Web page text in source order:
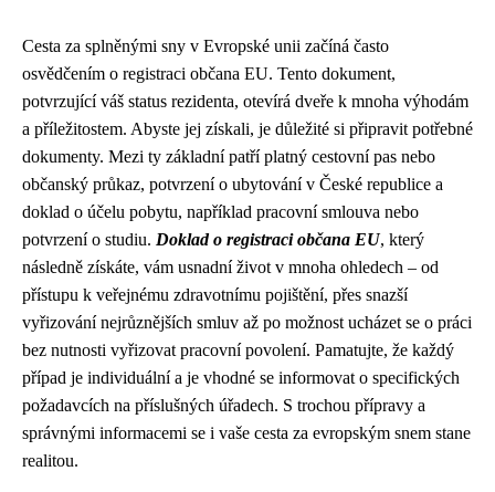
Cesta za splněnými sny v Evropské unii začíná často
osvědčením o registraci občana EU. Tento dokument,
potvrzující váš status rezidenta, otevírá dveře k mnoha výhodám
a příležitostem. Abyste jej získali, je důležité si připravit potřebné
dokumenty. Mezi ty základní patří platný cestovní pas nebo
občanský průkaz, potvrzení o ubytování v České republice a
doklad o účelu pobytu, například pracovní smlouva nebo
potvrzení o studiu. Doklad o registraci občana EU, který
následně získáte, vám usnadní život v mnoha ohledech – od
přístupu k veřejnému zdravotnímu pojištění, přes snazší
vyřizování nejrůznějších smluv až po možnost ucházet se o práci
bez nutnosti vyřizovat pracovní povolení. Pamatujte, že každý
případ je individuální a je vhodné se informovat o specifických
požadavcích na příslušných úřadech. S trochou přípravy a
správnými informacemi se i vaše cesta za evropským snem stane
realitou.